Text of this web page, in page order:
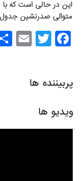
پربیننده ها
ویدیو ها
این در حالی است که با
متوالی صدرنشین
F
a
e
o
o
T
wi
er
E
m